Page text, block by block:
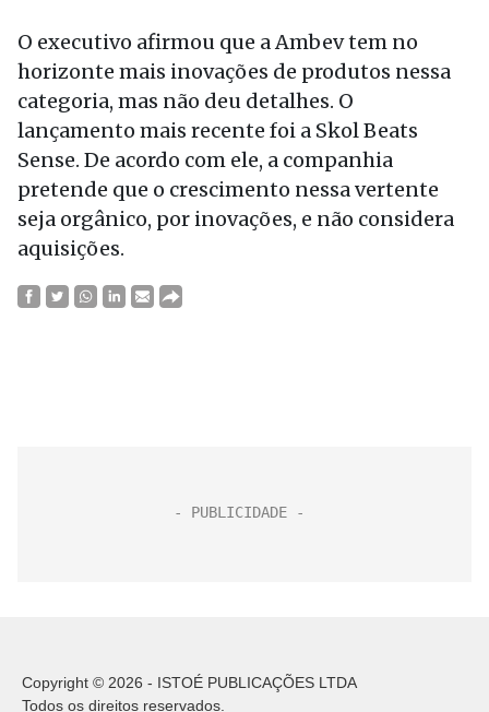
O executivo afirmou que a Ambev tem no
horizonte mais inovações de produtos nessa
categoria, mas não deu detalhes. O
lançamento mais recente foi a Skol Beats
Sense. De acordo com ele, a companhia
pretende que o crescimento nessa vertente
seja orgânico, por inovações, e não considera
aquisições.
Copyright © 2026 - ISTOÉ PUBLICAÇÕES LTDA
Todos os direitos reservados.